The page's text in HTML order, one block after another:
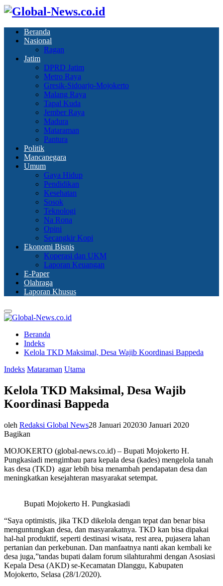
Beranda
Nasional
Ragan
Jatim
DPRD Jatim
Metro Raya
Gresik-Sidoarjo-Mojokerto
Malang Raya
Tapal Kuda
Jember Raya
Madura
Mataraman
Pantura
Politik
Mancanegara
Umum
Gaya Hidup
Pendidikan
Kesehatan
Sosok
Teknologi
Na Rona
Opini
Secangkir Kopi
Ekonomi Bisnis
Koperasi dan UKM
Laporan Keuangan
E-Paper
Olahraga
Laporan Khusus
Primary
Menu
Beranda
Indeks
Kelola TKD Maksimal, Desa Wajib Koordinasi Bappeda
Indeks Mataraman Utama
Kelola TKD Maksimal, Desa Wajib
Koordinasi Bappeda
oleh Redaksi Global News28 Januari 202030 Januari 2020
Bagikan
MOJOKERTO (global-news.co.id) – Bupati Mojokerto H.
Pungkasiadi mengimbau para kepala desa (kades) mengelola tanah
kas desa (TKD) agar lebih bisa menambah pendapatan desa dan
meningkatkan kesejahteran masyarakat setempat.
Bupati Mojokerto H. Pungkasiadi
“Saya optimistis, jika TKD dikelola dengan tepat dan benar bisa
menguntungkan desa, dan masyarakatnya. TKD kan bisa dipakai
hal-hal produktif, seperti destinasi wisata, rest area, pujasera lahan
pertanian dan perkebunan. Dan manfaatnya nanti akan kembali ke
desa juga,”tandas bupati dalam forum silahturahmi dengan Asosiasi
Kepala Desa (AKD) se-Kecamatan Dlanggu, Kabupaten
Mojokerto, Selasa (28/1/2020).